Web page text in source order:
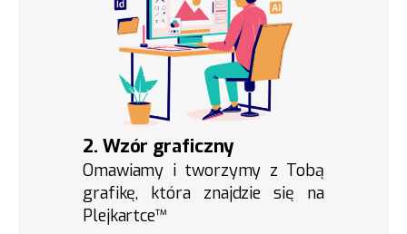
2. Wzór graficzny
Omawiamy i tworzymy z Tobą
grafikę, która znajdzie się na
Plejkartce™